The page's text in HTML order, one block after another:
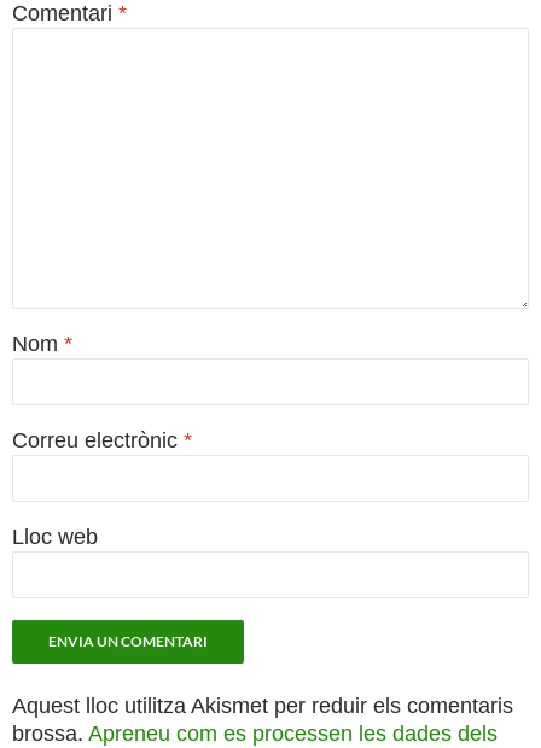
Comentari *
Nom *
Correu electrònic *
Lloc web
Aquest lloc utilitza Akismet per reduir els comentaris
brossa. Apreneu com es processen les dades dels